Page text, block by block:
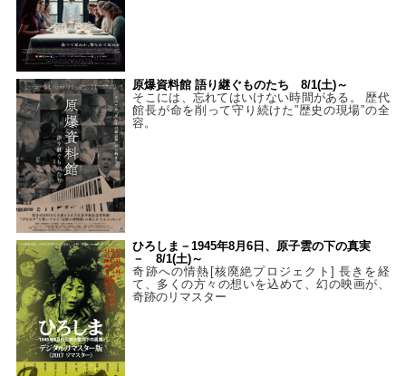
原爆資料館 語り継ぐものたち 8/1(土)～
そこには、忘れてはいけない時間がある。 歴代
館長が命を削って守り続けた”歴史の現場”の全
容。
ひろしま－1945年8月6日、原子雲の下の真実
－ 8/1(土)～
奇跡への情熱[核廃絶プロジェクト] 長きを経
て、多くの方々の想いを込めて、幻の映画が、
奇跡のリマスター